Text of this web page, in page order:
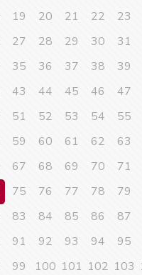
19 20 21 22 23
27 28 29 30 31
35 36 37 38 39
43 44 45 46 47
51 52 53 54 55
59 60 61 62 63
67 68 69 70 71
75 76 77 78 79
83 84 85 86 87
91 92 93 94 95
99 100 101 102 103